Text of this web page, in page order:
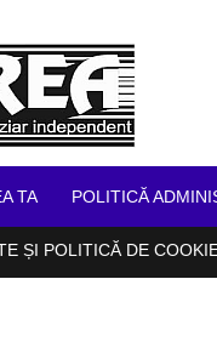
TA POLITICĂ
ȘI POLITICĂ DE